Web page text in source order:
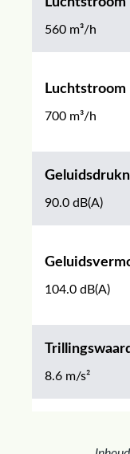
560 m³/h
700 m³/h
90.0 dB(A)
104.0 dB(A)
8.6 m/s²